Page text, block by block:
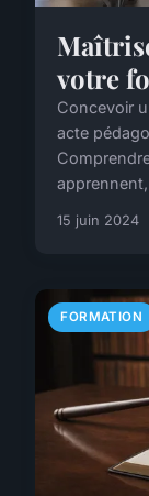
votre
Concevoir
acte
15 juin 2024
FORMATION